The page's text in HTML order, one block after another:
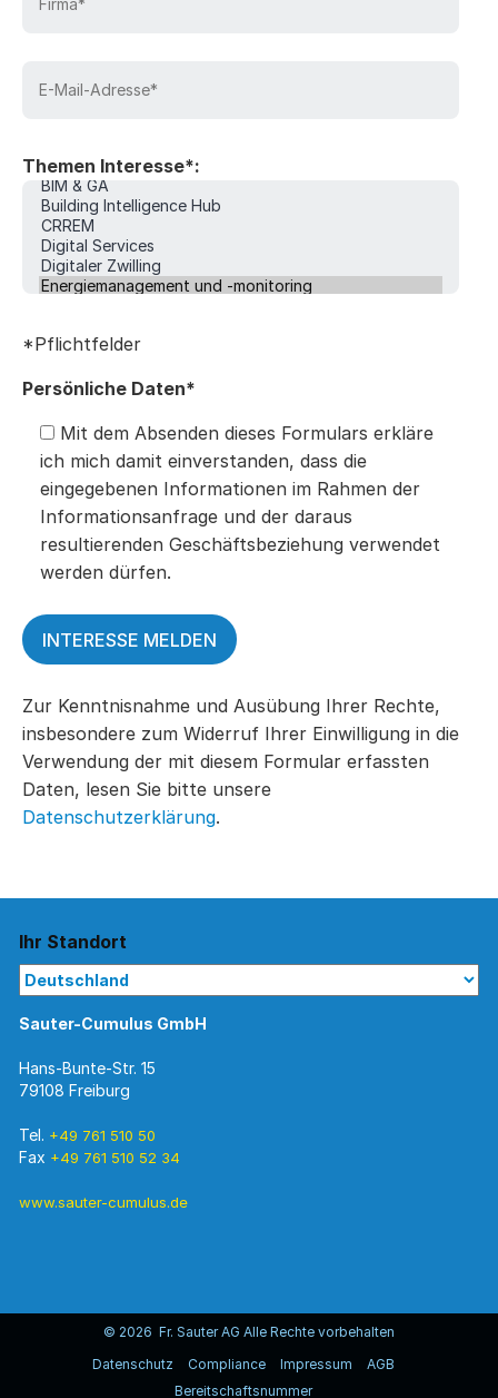
Themen Interesse*:
*Pflichtfelder
Persönliche Daten*
Mit dem Absenden dieses Formulars erkläre
ich mich damit einverstanden, dass die
eingegebenen Informationen im Rahmen der
Informationsanfrage und der daraus
resultierenden Geschäftsbeziehung verwendet
werden dürfen.
Zur Kenntnisnahme und Ausübung Ihrer Rechte,
insbesondere zum Widerruf Ihrer Einwilligung in die
Verwendung der mit diesem Formular erfassten
Daten, lesen Sie bitte unsere
Datenschutzerklärung.
Ihr Standort
Sauter-Cumulus GmbH
Hans-Bunte-Str. 15
79108 Freiburg
Tel. +49 761 510 50
Fax +49 761 510 52 34
www.sauter-cumulus.de
© 2026 Fr. Sauter AG Alle Rechte vorbehalten
Datenschutz
Compliance Impressum
AGB
Bereitschaftsnummer